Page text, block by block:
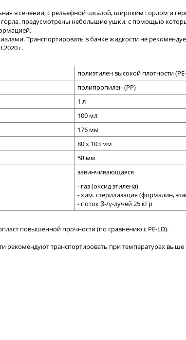
в сечении, с рельефной шкалой, широким горлом и
предусмотрены небольшие ушки, с помощью
Транспортировать в банке жидкости не
г.
полиэтилен высокой плотности(
полипропилен(PP)
1 л
100 мл
176 мм
80 х 103 мм
58 мм
завинчивающаяся
- газ (оксид этилена)
- хим. стерилизация (формалин,
- поток β-/γ-лучей 25 кГр
повышенной прочности (по сравнению с PE-LD).
рекомендуют транспортировать при температурах